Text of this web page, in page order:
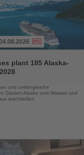
plant 185 Alaska-
und umfangreiche
Gästen Alaska vom Wasser und
erschließen